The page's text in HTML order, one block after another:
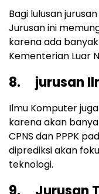
Bagi lulusan
Jurusan ini
karena ada
Kementerian Luar
8. jurusan
Ilmu Komputer
karena akan
CPNS dan PPPK
diprediksi akan
teknologi.